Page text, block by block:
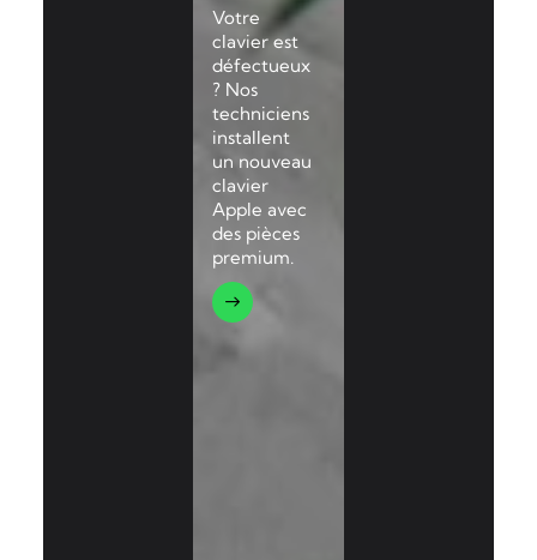
Votre
clavier est
défectueux
? Nos
techniciens
installent
un nouveau
clavier
Apple avec
des pièces
premium.